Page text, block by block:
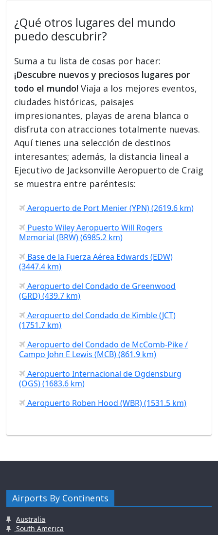
¿Qué otros lugares del mundo
puedo descubrir?
Suma a tu lista de cosas por hacer:
¡Descubre nuevos y preciosos lugares por
todo el mundo! Viaja a los mejores eventos,
ciudades históricas, paisajes
impresionantes, playas de arena blanca o
disfruta con atracciones totalmente nuevas.
Aquí tienes una selección de destinos
interesantes; además, la distancia lineal a
Ejecutivo de Jacksonville Aeropuerto de Craig
se muestra entre paréntesis:
Aeropuerto de Port Menier (YPN) (2619.6 km)
Puesto Wiley Aeropuerto Will Rogers
Memorial (BRW) (6985.2 km)
Base de la Fuerza Aérea Edwards (EDW)
(3447.4 km)
Aeropuerto del Condado de Greenwood
(GRD) (439.7 km)
Aeropuerto del Condado de Kimble (JCT)
(1751.7 km)
Aeropuerto del Condado de McComb-Pike /
Campo John E Lewis (MCB) (861.9 km)
Aeropuerto Internacional de Ogdensburg
(OGS) (1683.6 km)
Aeropuerto Roben Hood (WBR) (1531.5 km)
Airports By Continents
Australia
South America